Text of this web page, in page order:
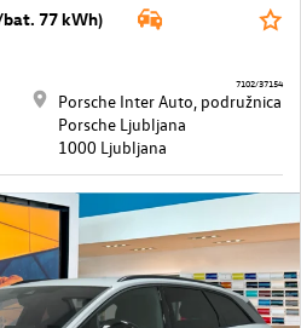
77 kWh)
Porsche Inter Auto, podružnica
Porsche Ljubljana
1000 Ljubljana
7102/37154